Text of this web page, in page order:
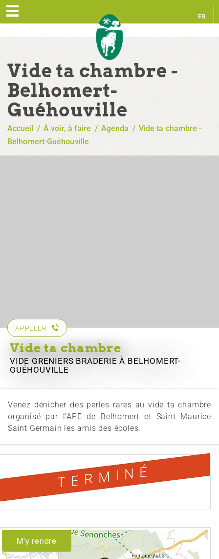
FR
Vide ta chambre -
Belhomert-
Guéhouville
Accueil / À voir, à faire / Agenda / Vide ta chambre -
Belhomert-Guéhouville
APPELER
Vide ta chambre
VIDE GRENIERS BRADERIEÀ BELHOMERT-
GUÉHOUVILLE
Venez dénicher des perles rares au vide ta chambre
organisé par l'APE de Belhomert et Saint Maurice
Saint Germain les amis des écoles.
TERMINÉ
M'y rendre